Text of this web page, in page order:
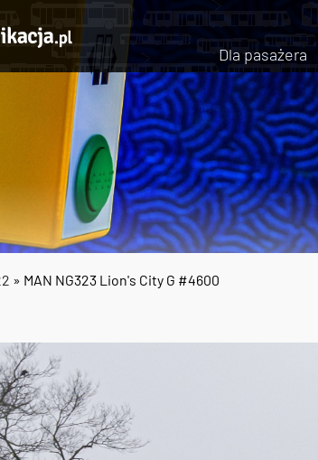
Dla pasażera
» MAN NG323 Lion's City G #4600